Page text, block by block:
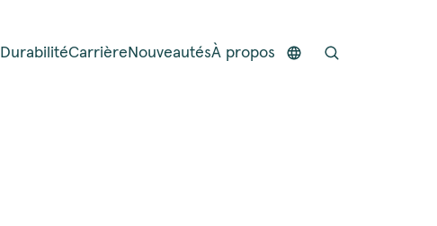
DurabilitéCarrière NouveautésÀ propos